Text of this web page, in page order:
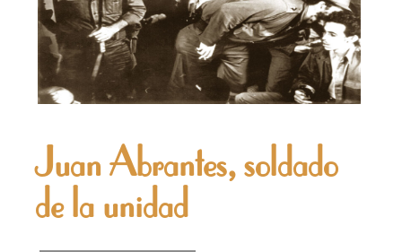
Juan Abrantes, soldado
de la unidad